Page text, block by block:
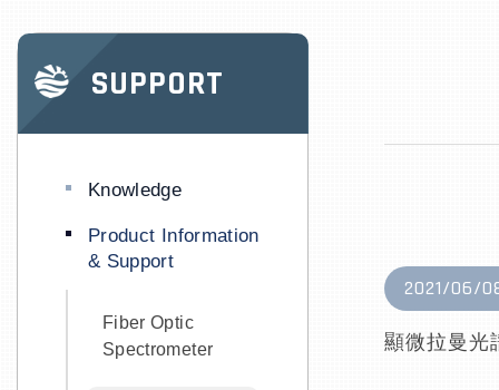
SUPPORT
Knowledge
Product Information
& Support
Fiber Optic
Spectrometer
2021/06/
顯微拉曼光